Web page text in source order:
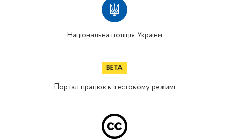
Національна поліція України
Портал працює в тестовому режимі